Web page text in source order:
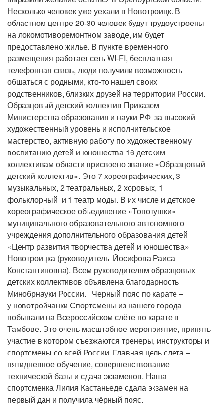
Несколько человек уже уехали в Новотроицк. В
областном центре 20-30 человек будут трудоустроены
на локомотиворемонтном заводе, им будет
предоставлено жилье. В пункте временного
размещения работает сеть WI-FI, бесплатная
телефонная связь, люди получили возможность
общаться с родными, кто-то нашел своих
родственников, близких друзей на территории России.
Образцовый детский коллектив Приказом
Министерства образования и науки РФ за высокий
художественный уровень и исполнительское
мастерство, активную работу по художественному
воспитанию детей и юношества 16 детским
коллективам области присвоено звание «Образцовый
детский коллектив». Это 7 хореографических, 3
музыкальных, 2 театральных, 2 хоровых, 1
фольклорный и 1 театр моды. В их числе и детское
хореографическое объединение «Топотушки»
муниципального образовательного автономного
учреждения дополнительного образования детей
«Центр развития творчества детей и юношества»
Новотроицка (руководитель Йосифова Раиса
Константиновна). Всем руководителям образцовых
детских коллективов объявлена благодарность
Минобрнауки России. Черный пояс по карате –
у новотройчанки Спортсмены из нашего города
побывали на Всероссийском слёте по карате в
Тамбове. Это очень масштабное мероприятие, принять
участие в котором съезжаются тренеры, инструкторы и
спортсмены со всей России. Главная цель слета –
пятидневное обучение, совершенствование
технической базы и сдача экзаменов. Наша
спортсменка Лилия Кастаньеде сдала экзамен на
первый дан и получила чёрный пояс.